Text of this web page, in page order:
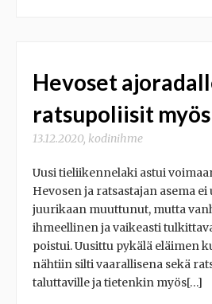
Hevoset
ratsupoliisit myös
13.12.2020, kodinihme
Uusi tieliikennelaki astui
Hevosen ja ratsastajan asema ei
juurikaan muuttunut, mutta
ihmeellinen ja vaikeasti
poistui. Uusittu pykälä eläimen
nähtiin silti vaarallisena sekä
taluttaville ja tietenkin myös[…]